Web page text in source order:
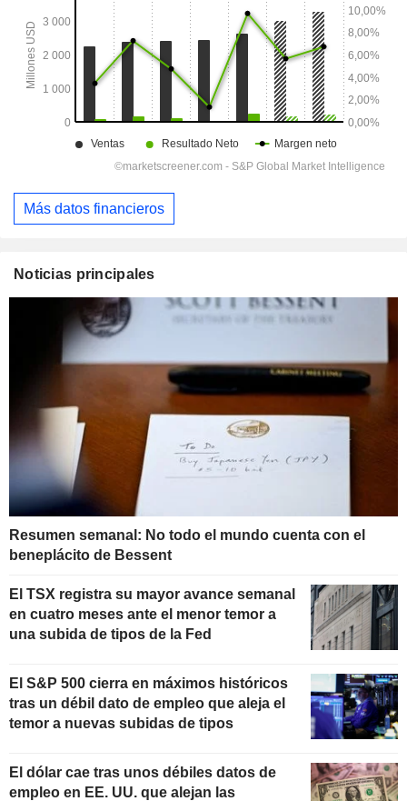
Más datos financieros
Noticias principales
Resumen semanal: No todo el mundo cuenta con el
beneplácito de Bessent
El TSX registra su mayor avance semanal
en cuatro meses ante el menor temor a
una subida de tipos de la Fed
El S&P 500 cierra en máximos históricos
tras un débil dato de empleo que aleja el
temor a nuevas subidas de tipos
El dólar cae tras unos débiles datos de
empleo en EE. UU. que alejan las